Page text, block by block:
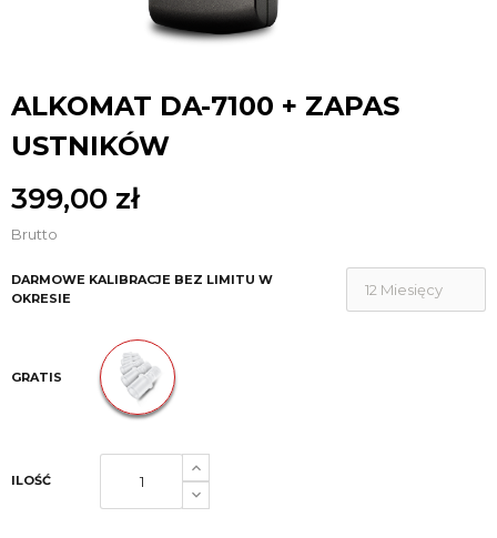
ALKOMAT DA-7100 + ZAPAS
USTNIKÓW
399,00 zł
Brutto
DARMOWE KALIBRACJE BEZ LIMITU W
OKRESIE
GRATIS
ILOŚĆ